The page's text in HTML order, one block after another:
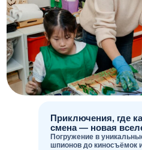
Приключения, где
смена — новая
Погружение в
шпионов до киносъёмок